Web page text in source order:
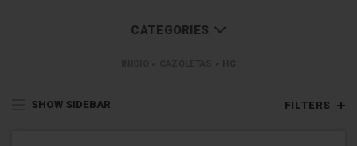
CATEGORIES
HC
SHOW SIDEBAR FILTERS